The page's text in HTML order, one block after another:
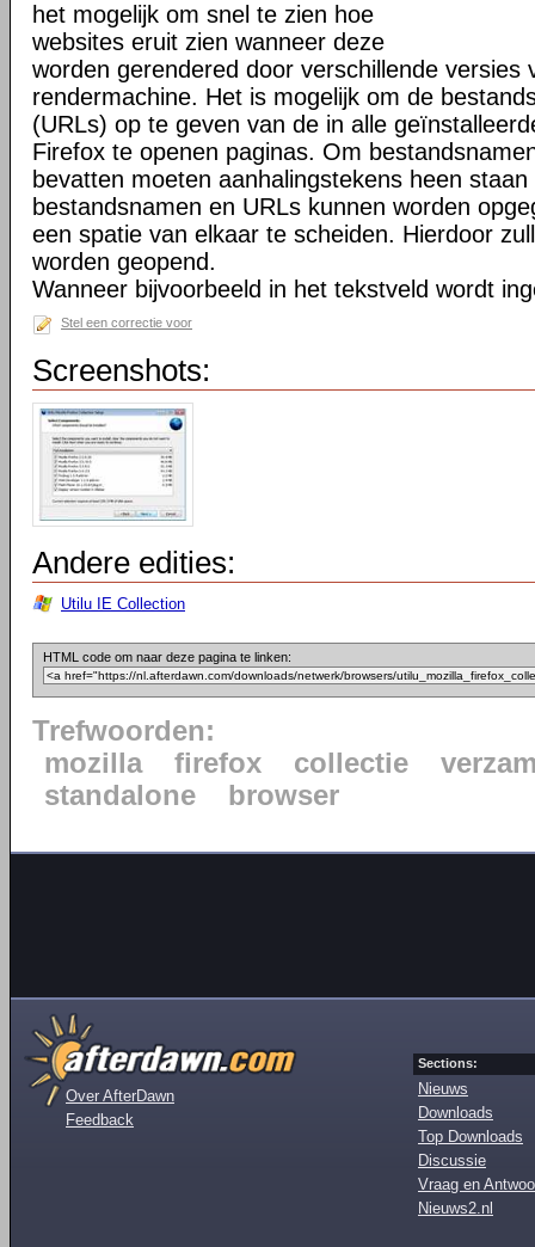
het mogelijk om snel te zien hoe
websites eruit zien wanneer deze
worden gerendered door verschillende versies
rendermachine. Het is mogelijk om de
(URLs) op te geven van de in alle
Firefox te openen paginas. Om
bevatten moeten aanhalingstekens heen
bestandsnamen en URLs kunnen worden
een spatie van elkaar te scheiden. Hierdoor
worden geopend.
Wanneer bijvoorbeeld in het tekstveld wordt
Stel een correctie voor
Screenshots:
Andere edities:
Utilu IE Collection
HTML code om naar deze pagina te linken:
Trefwoorden:
mozilla
firefox collectie
standalone
browser
Over AfterDawn
Feedback
Sections:
Nieuws
Downloads
Top Downloads
Discussie
Vraag en
Nieuws2.nl